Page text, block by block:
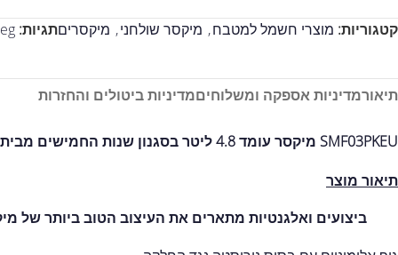
קטגוריות: מוצרי חשמל למטבח, מיקסר שולחני, מיקסריםתגיות:
תיאורמדיניות אספקה ומשלוחיםמדיניות ביטולים והחזרות
SMF03PKEU מיקסר עומד 4.8 ליטר בסגנון שנות החמישים מבית SMEG
תיאור מוצר
ביצועים ואלגנטיות מתארים את העיצוב הטוב ביותר של